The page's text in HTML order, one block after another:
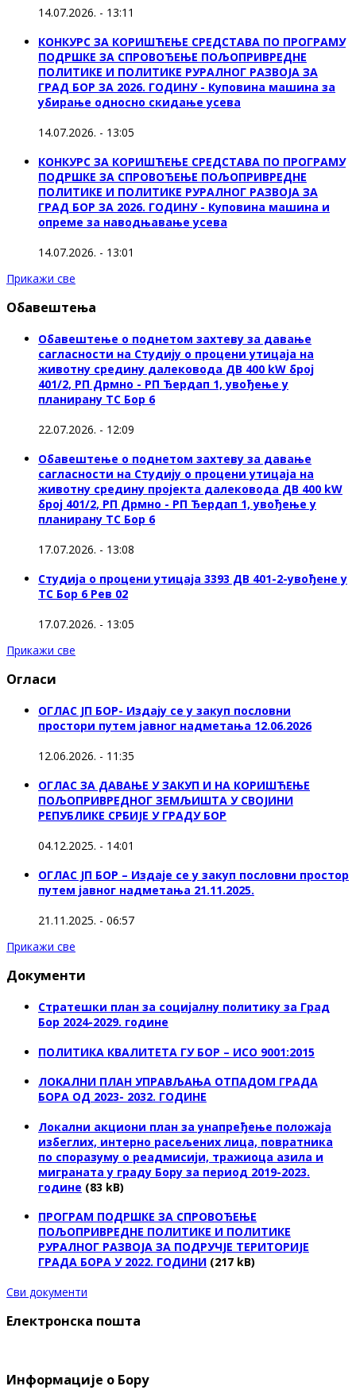
14.07.2026. - 13:11
КОНКУРС ЗА КОРИШЋЕЊЕ СРЕДСТАВА ПО ПРОГРАМУ
ПОДРШКЕ ЗА СПРОВОЂЕЊЕ ПОЉОПРИВРЕДНЕ
ПОЛИТИКЕ И ПОЛИТИКЕ РУРАЛНОГ РАЗВОЈА ЗА
ГРАД БОР ЗА 2026. ГОДИНУ - Куповинa машина за
убирање односно скидање усева
14.07.2026. - 13:05
КОНКУРС ЗА КОРИШЋЕЊЕ СРЕДСТАВА ПО ПРОГРАМУ
ПОДРШКЕ ЗА СПРОВОЂЕЊЕ ПОЉОПРИВРЕДНЕ
ПОЛИТИКЕ И ПОЛИТИКЕ РУРАЛНОГ РАЗВОЈА ЗА
ГРАД БОР ЗА 2026. ГОДИНУ - Куповина машина и
опреме за наводњавање усева
14.07.2026. - 13:01
Прикажи све
Обавештења
Обавештење о поднетом захтеву за давање
сагласности на Студију о процени утицаја на
животну средину далековода ДВ 400 kW број
401/2, РП Дрмно - РП Ђердап 1, увођење у
планирану ТС Бор 6
22.07.2026. - 12:09
Обавештење о поднетом захтеву за давање
сагласности на Студију о процени утицаја на
животну средину пројекта далековода ДВ 400 kW
број 401/2, РП Дрмно - РП Ђердап 1, увођење у
планирану ТС Бор 6
17.07.2026. - 13:08
Студија о процени утицаја 3393 ДВ 401-2-увођене у
ТС Бор 6 Рев 02
17.07.2026. - 13:05
Прикажи све
Огласи
ОГЛАС ЈП БОР- Издају се у закуп пословни
простори путем јавног надметања 12.06.2026
12.06.2026. - 11:35
ОГЛАС ЗА ДАВАЊЕ У ЗАКУП И НА КОРИШЋЕЊЕ
ПОЉОПРИВРЕДНОГ ЗЕМЉИШТА У СВОЈИНИ
РЕПУБЛИКЕ СРБИЈЕ У ГРАДУ БОР
04.12.2025. - 14:01
ОГЛАС ЈП БОР – Издаје се у закуп пословни простор
путем јавног надметања 21.11.2025.
21.11.2025. - 06:57
Прикажи све
Документи
Стратешки план за социјалну политику за Град
Бор 2024-2029. године
ПОЛИТИКА КВАЛИТЕТА ГУ БОР – ИСО 9001:2015
ЛОКАЛНИ ПЛАН УПРАВЉАЊА ОТПАДОМ ГРАДА
БОРА ОД 2023- 2032. ГОДИНЕ
Локални акциони план за унапређење положаја
избеглих, интерно расељених лица, повратника
по споразуму о реадмисији, тражиоца азила и
миграната у граду Бору за период 2019-2023.
године (83 kB)
ПРОГРАМ ПОДРШКЕ ЗА СПРОВОЂЕЊЕ
ПОЉОПРИВРЕДНЕ ПОЛИТИКЕ И ПОЛИТИКЕ
РУРАЛНОГ РАЗВОЈА ЗА ПОДРУЧЈЕ ТЕРИТОРИЈЕ
ГРАДА БОРА У 2022. ГОДИНИ (217 kB)
Сви документи
Електронска пошта
Информације о Бору